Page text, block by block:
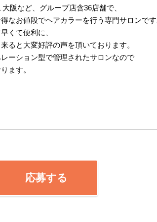
阪など、グループ店含36店舗で、
なお値段でヘアカラーを行う専門サロンで
くて便利に、
ると大変好評の声を頂いております。
ーション型で管理されたサロンなので
ます。
応募する